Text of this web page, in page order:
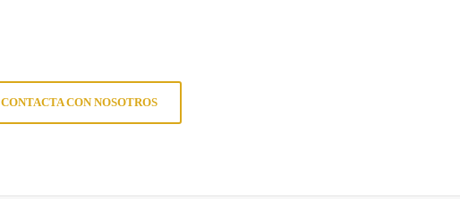
CONTACTA CON NOSOTROS